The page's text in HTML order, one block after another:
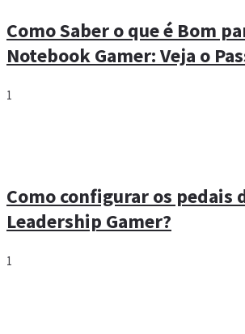
Como Saber o que é Bom
Notebook Gamer: Veja o
1
Como configurar os pedais
Leadership Gamer?
1